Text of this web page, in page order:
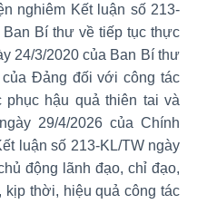
nghiêm Kết luận số 213-
Ban Bí thư về tiếp tục thực
24/3/2020 của Ban Bí thư
Đảng đối với công tác
hậu quả thiên tai và
29/4/2026 của Chính
luận số 213-KL/TW ngày
động lãnh đạo, chỉ đạo,
kịp thời, hiệu quả công tác